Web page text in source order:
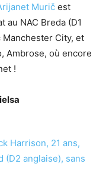
Murič est
au NAC Breda (D1
City, et
Ambrose, où encore
!
Harrison, 21 ans,
(D2 anglaise), sans